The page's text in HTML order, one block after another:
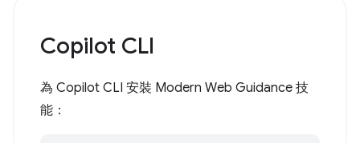
Copilot CLI
為 Copilot CLI 安裝 Modern Web Guidance 技
能：